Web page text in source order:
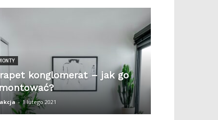
konglomerat – jak go
- 1 lutego 2021